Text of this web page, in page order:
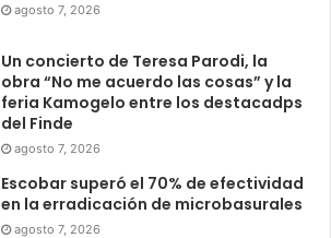
agosto 7, 2026
Un concierto de Teresa Parodi, la
obra “No me acuerdo las cosas” y la
feria Kamogelo entre los destacadps
del Finde
agosto 7, 2026
Escobar superó el 70% de efectividad
en la erradicación de microbasurales
agosto 7, 2026